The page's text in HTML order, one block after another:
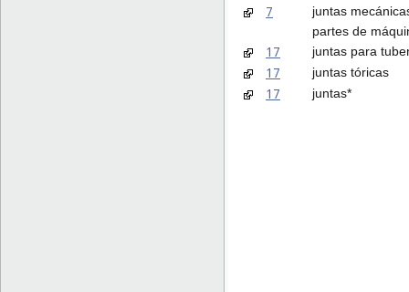
7
juntas
partes de
17 juntas para
17 juntas tóricas
17 juntas*